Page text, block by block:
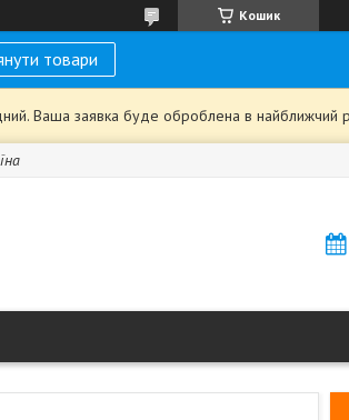
Кошик
товари
Ваша заявка буде оброблена в найближчий